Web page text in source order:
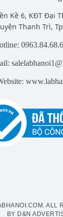
Kề 6, KĐT Đại
Thanh Trì,
ALL
BY D&N